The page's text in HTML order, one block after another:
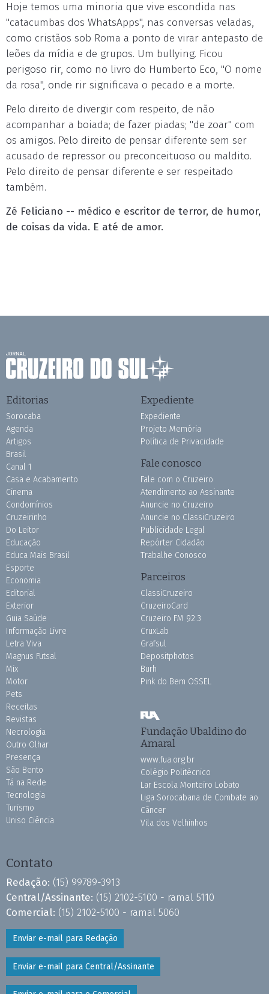
Hoje temos uma minoria que vive escondida nas
"catacumbas dos WhatsApps", nas conversas veladas,
como cristãos sob Roma a ponto de virar antepasto de
leões da mídia e de grupos. Um bullying. Ficou
perigoso rir, como no livro do Humberto Eco, "O nome
da rosa", onde rir significava o pecado e a morte.
Pelo direito de divergir com respeito, de não
acompanhar a boiada; de fazer piadas; "de zoar" com
os amigos. Pelo direito de pensar diferente sem ser
acusado de repressor ou preconceituoso ou maldito.
Pelo direito de pensar diferente e ser respeitado
também.
Zé Feliciano -- médico e escritor de terror, de humor,
de coisas da vida. E até de amor.
Editorias
Sorocaba
Agenda
Artigos
Brasil
Canal 1
Casa e Acabamento
Cinema
Condomínios
Cruzeirinho
Do Leitor
Educação
Educa Mais Brasil
Esporte
Economia
Editorial
Exterior
Guia Saúde
Informação Livre
Letra Viva
Magnus Futsal
Mix
Motor
Pets
Receitas
Revistas
Necrologia
Outro Olhar
Presença
São Bento
Tá na Rede
Tecnologia
Turismo
Uniso Ciência
Expediente
Expediente
Projeto Memória
Política de Privacidade
Fale conosco
Fale com o Cruzeiro
Atendimento ao Assinante
Anuncie no Cruzeiro
Anuncie no ClassiCruzeiro
Publicidade Legal
Repórter Cidadão
Trabalhe Conosco
Parceiros
ClassiCruzeiro
CruzeiroCard
Cruzeiro FM 92.3
CruxLab
Grafsul
Depositphotos
Burh
Pink do Bem OSSEL
Fundação Ubaldino do
Amaral
www.fua.org.br
Colégio Politécnico
Lar Escola Monteiro Lobato
Liga Sorocabana de Combate ao
Câncer
Vila dos Velhinhos
Contato
Redação: (15) 99789-3913
Central/Assinante: (15) 2102-5100 - ramal 5110
Comercial: (15) 2102-5100 - ramal 5060
Enviar e-mail para Redação
Enviar e-mail para Central/Assinante